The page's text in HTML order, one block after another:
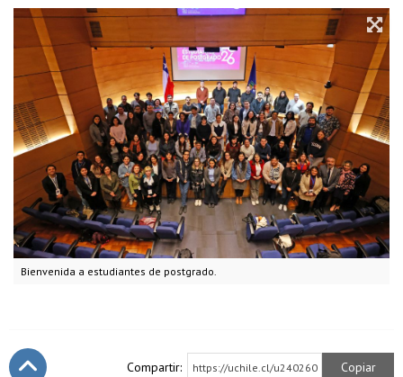
Bienvenida a estudiantes de postgrado.
Compartir: https://uchile.cl/u240260 Copiar